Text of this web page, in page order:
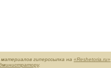
гиперссылка на «Reshetoria.ru»
.